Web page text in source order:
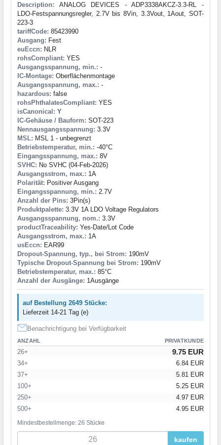
Description: ANALOG DEVICES - ADP3338AKCZ-3.3-RL -
LDO-Festspannungsregler, 2.7V bis 8Vin, 3.3Vout, 1Aout, SOT-
223-3
tariffCode: 85423990
Ausgang: Fest
euEccn: NLR
rohsCompliant: YES
Ausgangsspannung, min.: -
IC-Montage: Oberflächenmontage
Ausgangsspannung, max.: -
hazardous: false
rohsPhthalatesCompliant: YES
isCanonical: Y
IC-Gehäuse / Bauform: SOT-223
Nennausgangsspannung: 3.3V
MSL: MSL 1 - unbegrenzt
Betriebstemperatur, min.: -40°C
Eingangsspannung, max.: 8V
SVHC: No SVHC (04-Feb-2026)
Ausgangsstrom, max.: 1A
Polarität: Positiver Ausgang
Eingangsspannung, min.: 2.7V
Anzahl der Pins: 3Pin(s)
Produktpalette: 3.3V 1A LDO Voltage Regulators
Ausgangsspannung, nom.: 3.3V
productTraceability: Yes-Date/Lot Code
Ausgangsstrom, max.: 1A
usEccn: EAR99
Dropout-Spannung, typ., bei Strom: 190mV
Typische Dropout-Spannung bei Strom: 190mV
Betriebstemperatur, max.: 85°C
Anzahl der Ausgänge: 1Ausgänge
auf Bestellung 2649 Stücke:
Lieferzeit 14-21 Tag (e)
Benachrichtigung bei Verfügbarkeit
ANZAHL PRIVATKUNDE
26+ 9.75 EUR
34+
6.84 EUR
37+
5.81 EUR
100+
5.25 EUR
250+
4.97 EUR
500+
4.95 EUR
Mindestbestellmenge: 26 Stücke
kaufen